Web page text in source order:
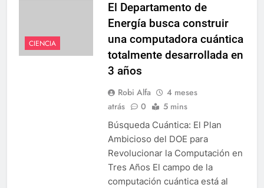
CIENCIA
El Departamento de
Energía busca construir
una computadora cuántica
totalmente desarrollada en
3 años
Robi Alfa
4 meses
atrás
0 5 mins
Búsqueda Cuántica: El Plan
Ambicioso del DOE para
Revolucionar la Computación en
Tres Años El campo de la
computación cuántica está al